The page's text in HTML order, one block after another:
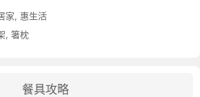
家, 惠生活
, 箸枕
餐具攻略